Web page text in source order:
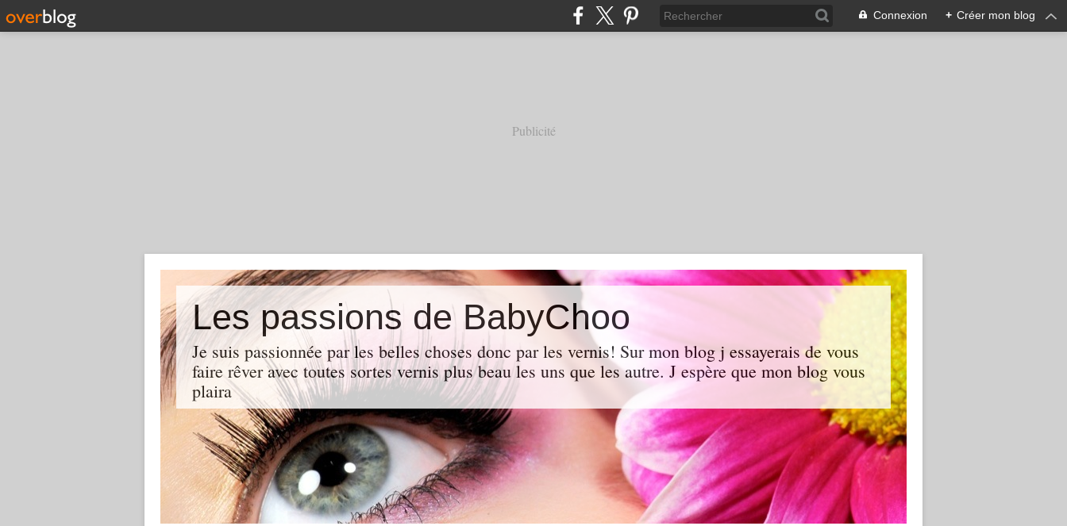
Connexion + Créer mon blog
Publicité
Les passions de BabyChoo
Je suis passionnée par les belles choses donc par les vernis! Sur mon blog j essayerais de vous
faire rêver avec toutes sortes vernis plus beau les uns que les autre. J espère que mon blog vous
plaira